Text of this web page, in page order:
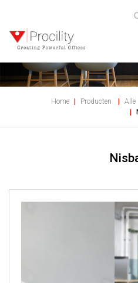
Home Producten Alle